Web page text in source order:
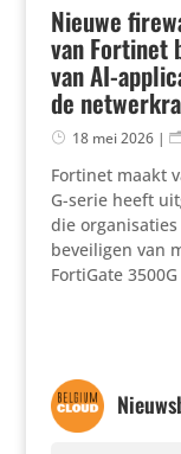
Nieuwe
van Fortinet
van AI-
de
18 mei 2026|
Fortinet maakt
G-serie heeft
die
beveiligen van
FortiGate